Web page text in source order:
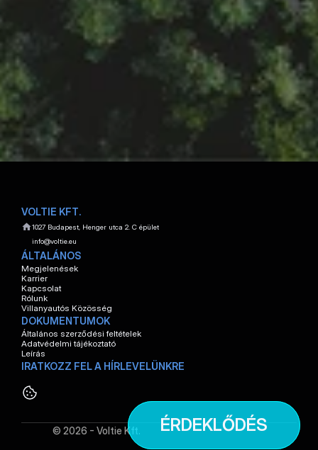
Kiemelt Ügyfélkapcsolati Menedzser
E-mail cím megjelenítése
Telefonszám megjelenítése
Ügyfélmenedzser
VOLTIE KFT.
1027 Budapest, Henger utca 2. C épület
info@voltie.eu
ÁLTALÁNOS
Megjelenések
Karrier
Kapcsolat
Rólunk
Villanyautós Közösség
DOKUMENTUMOK
Általános szerződési feltételek
Adatvédelmi tájékoztató
Leírás
IRATKOZZ FEL A HÍRLEVELÜNKRE
© 2026 - Voltie Kft. ÉRDEKLŐDÉS